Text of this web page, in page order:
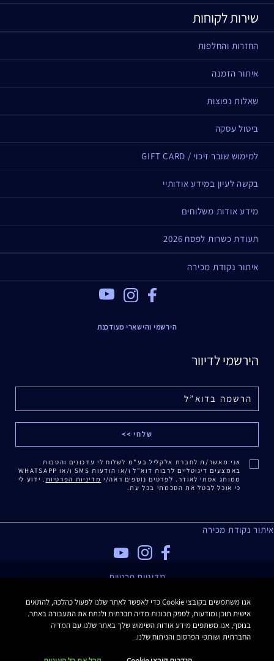
שירות לקוחות
החזרות והחלפות
איתור הזמנה
שאלות נפוצות
ביטול עסקה
למימוש שובר זיכוי / GIFT CARD
בקשה לעיון במידע אודותיי
מידע אודות משלוחים
תעודת כשרות לפסח 2026
איתור נקודת מכירה
Facebook
הירשמי והישארי מעודכנת
הירשמי לדיוור
אני מאשר/ת לחברת אלקליל בע"מ לשלוח לי עדכונים והטבות
באמצעים דיגיטליים לרבות דוא"ל ו/או הודעות SMS ו/או WHATSAPP
ממותג אסתי לאודר. לפרטים נוספים ראה/י מדיניות הפרטיות . ידוע לי
כי אוכל לבטל את הסכמתי בכל עת.
איתור נקודת מכירה
מדיניות פרטיות
תקנון האתר
תקנון Estee E-List
הצהרת נגישות
אנו משתמשים בקובצי Cookie כדי לאפשר לאתר שלנו לפעול כהלכה, להתאים
אישית תוכן ומודעות, לספק תכונות מדיה חברתית ולנתח את התעבורה באתר.
בנוסף, אנו משתפים מידע אודות השימוש שלך באתר שלנו עם המדיה
החברתית ושותפי הפרסום והניתוח שלנו.